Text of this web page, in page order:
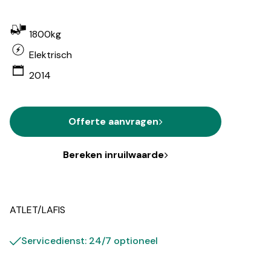
1800kg
Elektrisch
2014
Offerte aanvragen
Bereken inruilwaarde
ATLET/LAFIS
Servicedienst: 24/7 optioneel